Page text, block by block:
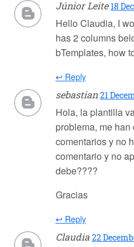
Júnior Leite 18
Hello Claudia, I
has 2 columns
bTemplates, how
↩ Reply
sebastian 21
Hola, la plantilla
problema, me
comentarios y no
comentario y no
debe????
Gracias
↩ Reply
Claudia 22